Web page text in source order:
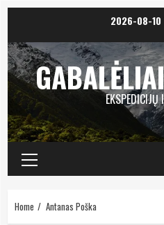
content
2026-08-10
EKSPEDICIJŲ
Primary
Menu
Home Antanas Poška